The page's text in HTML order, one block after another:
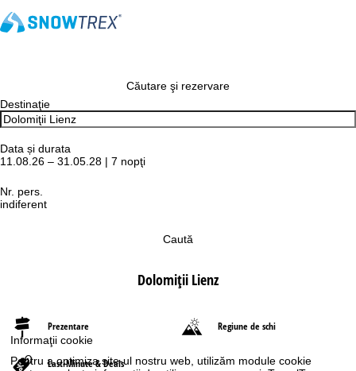
Informaţii cookie
Pentru a optimiza site-ul nostru web, utilizăm module cookie
Căutare şi rezervare
Destinaţie
Data și durata
11.08.26 – 31.05.28 | 7 nopţi
Nr. pers.
indiferent
Caută
Dolomiţii Lienz
Prezentare Regiune de schi
Last-Minute & Deals